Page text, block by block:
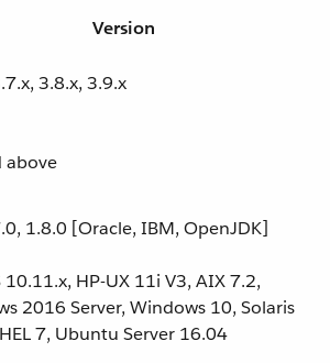
Version
3.8.x, 3.9.x
above
1.8.0 [Oracle, IBM, OpenJDK]
10.11.x, HP-UX 11i V3, AIX 7.2,
2016 Server, Windows 10, Solaris
7, Ubuntu Server 16.04